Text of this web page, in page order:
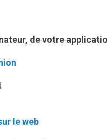
de votre
le web